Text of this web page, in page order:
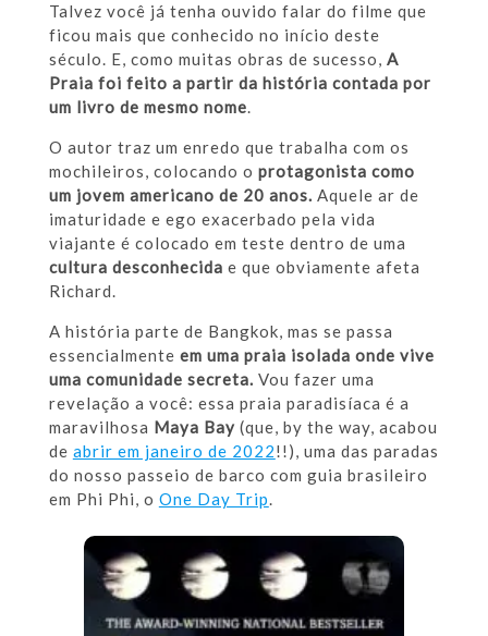
Talvez você já tenha ouvido falar do filme que
ficou mais que conhecido no início deste
século. E, como muitas obras de sucesso, A
Praia foi feito a partir da história contada por
um livro de mesmo nome.
O autor traz um enredo que trabalha com os
mochileiros, colocando o protagonista como
um jovem americano de 20 anos. Aquele ar de
imaturidade e ego exacerbado pela vida
viajante é colocado em teste dentro de uma
cultura desconhecida e que obviamente afeta
Richard.
A história parte de Bangkok, mas se passa
essencialmente em uma praia isolada onde vive
uma comunidade secreta. Vou fazer uma
revelação a você: essa praia paradisíaca é a
maravilhosa Maya Bay (que, by the way, acabou
de abrir em janeiro de 2022!!), uma das paradas
do nosso passeio de barco com guia brasileiro
em Phi Phi, o One Day Trip.